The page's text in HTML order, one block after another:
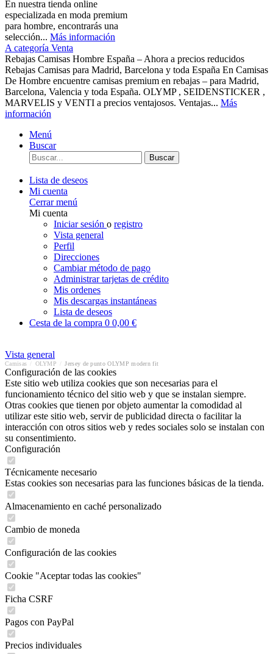
En nuestra tienda online
especializada en moda premium
para hombre, encontrarás una
selección... Más información
A categoría Venta
Rebajas Camisas Hombre España – Ahora a precios reducidos
Rebajas Camisas para Madrid, Barcelona y toda España En Camisas
De Hombre encuentre camisas premium en rebajas – para Madrid,
Barcelona, Valencia y toda España. OLYMP , SEIDENSTICKER ,
MARVELIS y VENTI a precios ventajosos. Ventajas... Más
información
Menú
Buscar
Buscar
Lista de deseos
Mi cuenta
Cerrar menú
Mi cuenta
Iniciar sesión o registro
Vista general
Perfil
Direcciones
Cambiar método de pago
Administrar tarjetas de crédito
Mis ordenes
Mis descargas instantáneas
Lista de deseos
Cesta de la compra 0 0,00 €
Vista general
Camisas OLYMP Jersey de punto OLYMP modern fit
Configuración de las cookies
Este sitio web utiliza cookies que son necesarias para el
funcionamiento técnico del sitio web y que se instalan siempre.
Otras cookies que tienen por objeto aumentar la comodidad al
utilizar este sitio web, servir de publicidad directa o facilitar la
interacción con otros sitios web y redes sociales solo se instalan con
su consentimiento.
Configuración
Técnicamente necesario
Estas cookies son necesarias para las funciones básicas de la tienda.
Almacenamiento en caché personalizado
Cambio de moneda
Configuración de las cookies
Cookie "Aceptar todas las cookies"
Ficha CSRF
Pagos con PayPal
Precios individuales